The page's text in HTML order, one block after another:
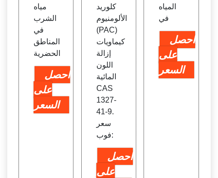
مياه
الشرب
في
المناطق
الحضرية
احصل
على
السعر
كلوريد
الألومنيوم
(PAC)
كيماويات
إزالة
اللون
المائية
CAS
1327-
41-9.
سعر
فوب:
احصل
على
المياه
في
احصل
على
السعر